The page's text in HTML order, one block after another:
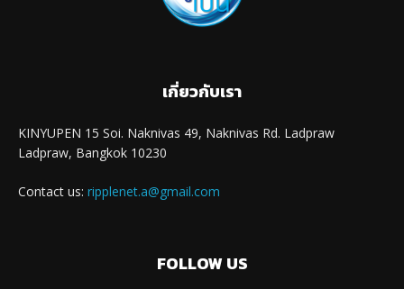
เกี่ยวกับเรา
KINYUPEN 15 Soi. Naknivas 49, Naknivas Rd. Ladpraw
Ladpraw, Bangkok 10230
Contact us: ripplenet.a@gmail.com
FOLLOW US